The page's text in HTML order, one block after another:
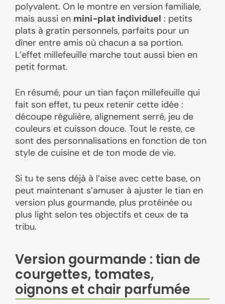
polyvalent. On le montre en version familiale,
mais aussi en mini-plat individuel : petits
plats à gratin personnels, parfaits pour un
dîner entre amis où chacun a sa portion.
L’effet millefeuille marche tout aussi bien en
petit format.
En résumé, pour un tian façon millefeuille qui
fait son effet, tu peux retenir cette idée :
découpe régulière, alignement serré, jeu de
couleurs et cuisson douce. Tout le reste, ce
sont des personnalisations en fonction de ton
style de cuisine et de ton mode de vie.
Si tu te sens déjà à l’aise avec cette base, on
peut maintenant s’amuser à ajuster le tian en
version plus gourmande, plus protéinée ou
plus light selon tes objectifs et ceux de ta
tribu.
Version gourmande : tian de
courgettes, tomates,
oignons et chair parfumée